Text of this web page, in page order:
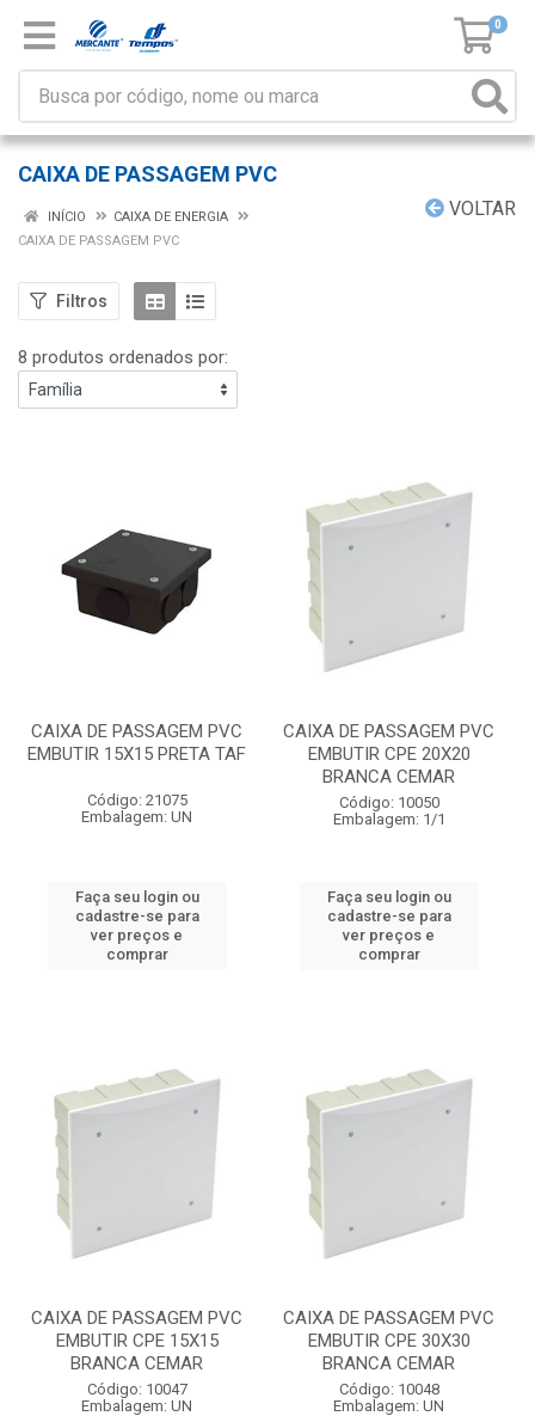
0
CAIXA DE PASSAGEM PVC
VOLTAR
INÍCIO
CAIXA DE ENERGIA
CAIXA DE PASSAGEM PVC
Filtros
8 produtos ordenados por:
CAIXA DE PASSAGEM PVC
EMBUTIR 15X15 PRETA TAF
Código: 21075
Embalagem: UN
Faça seu login ou
cadastre-se para
ver preços e
comprar
CAIXA DE PASSAGEM PVC
EMBUTIR CPE 20X20
BRANCA CEMAR
Código: 10050
Embalagem: 1/1
Faça seu login ou
cadastre-se para
ver preços e
comprar
CAIXA DE PASSAGEM PVC
EMBUTIR CPE 15X15
BRANCA CEMAR
Código: 10047
Embalagem: UN
CAIXA DE PASSAGEM PVC
EMBUTIR CPE 30X30
BRANCA CEMAR
Código: 10048
Embalagem: UN